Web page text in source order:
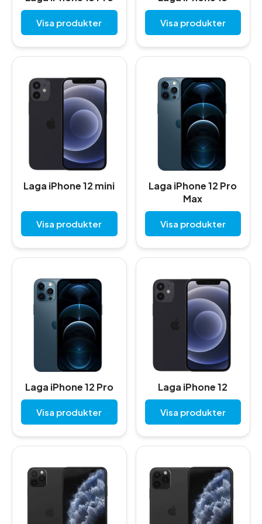
Visa produkter Visa produkter
Laga iPhone 12 mini
Visa produkter
Laga iPhone 12 Pro
Max
Visa produkter
Laga iPhone 12 Pro
Visa produkter
Laga iPhone 12
Visa produkter